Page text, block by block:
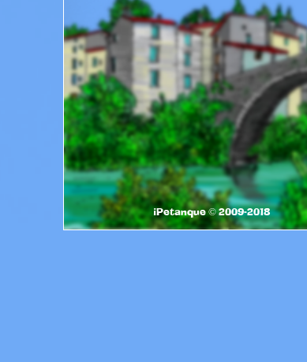
iPetanque © 2009-2018